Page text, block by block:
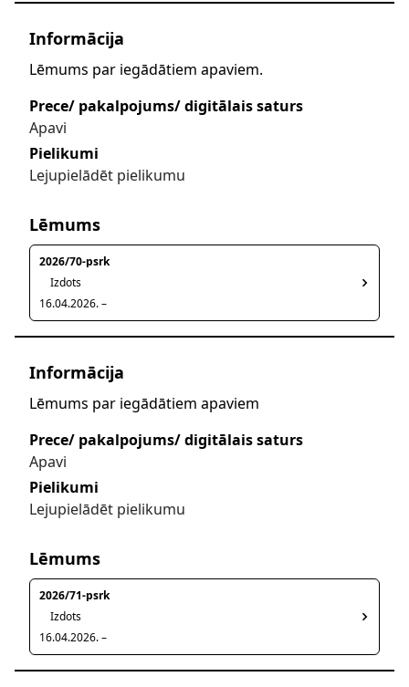
Informācija
Lēmums par iegādātiem apaviem.
Prece/ pakalpojums/ digitālais saturs
Apavi
Pielikumi
Lejupielādēt pielikumu
Lēmums
2026/70-psrk
Izdots
16.04.2026. –
Informācija
Lēmums par iegādātiem apaviem
Prece/ pakalpojums/ digitālais saturs
Apavi
Pielikumi
Lejupielādēt pielikumu
Lēmums
2026/71-psrk
Izdots
16.04.2026. –